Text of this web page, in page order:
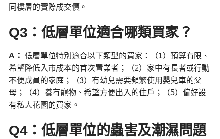
同樓層的實際成交價。
Q3：低層單位適合哪類買家？
A ： 低層單位特別適合以下類型的買家：（1）預算有限、
希望降低入市成本的首次置業者；（2）家中有長者或行動
不便成員的家庭；（3）有幼兒需要頻繁使用嬰兒車的父
母；（4）養有寵物、希望方便出入的住戶；（5）偏好設
有私人花園的買家。
Q4：低層單位的蟲害及潮濕問題